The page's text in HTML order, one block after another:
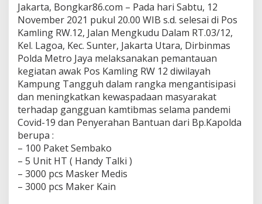
n
a
u
o
s
K
a
m
l
i
g
d
S
u
Jakarta, Bongkar86.com – Pada hari Sabtu, 12
November 2021 pukul 20.00 WIB s.d. selesai di Pos
Kamling RW.12, Jalan Mengkudu Dalam RT.03/12,
Kel. Lagoa, Kec. Sunter, Jakarta Utara, Dirbinmas
Polda Metro Jaya melaksanakan pemantauan
kegiatan awak Pos Kamling RW 12 diwilayah
Kampung Tangguh dalam rangka mengantisipasi
dan meningkatkan kewaspadaan masyarakat
terhadap gangguan kamtibmas selama pandemi
Covid-19 dan Penyerahan Bantuan dari Bp.Kapolda
berupa :
– 100 Paket Sembako
– 5 Unit HT ( Handy Talki )
– 3000 pcs Masker Medis
– 3000 pcs Maker Kain